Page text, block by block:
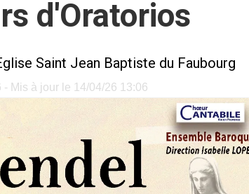
d'Oratorios
Saint Jean Baptiste du Faubourg
Mis à jour le 14/04/26 13:06